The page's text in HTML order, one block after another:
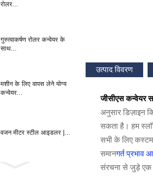
रोलर...
गुरुत्वाकर्षण रोलर कन्वेयर के
साथ...
मशीन के लिए वापस लेने योग्य
कन्वेयर...
वजन मीटर स्टील आइडलर |...
उत्पाद विवरण
जीसीएस कन्वेयर
अनुसार डिज़ाइन
सकता है। हम
सभी के लिए कस्टम
समानगर्त प्रभाव
संरचना से जुड़े एक